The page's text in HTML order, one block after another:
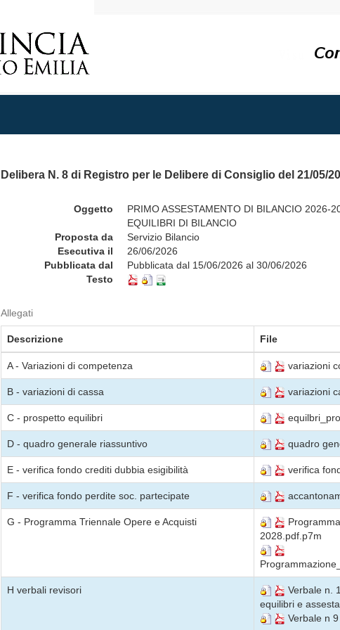
Delibera N. 8 di Registro per le Delibere di Consiglio del 21/05/
Oggetto
PRIMO ASSESTAMENTO DI BILANCIO 2026-
EQUILIBRI DI BILANCIO
Proposta da
Servizio Bilancio
Esecutiva il
26/06/2026
Pubblicata dal
Pubblicata dal 15/06/2026 al 30/06/2026
Testo
Allegati
Descrizione File
A - Variazioni di competenza variazioni
B - variazioni di cassa variazioni
C - prospetto equilibri
D - quadro generale riassuntivo quadro
E - verifica fondo crediti dubbia esigibilità verifica
F - verifica fondo perdite soc. partecipate
G - Programma Triennale Opere e Acquisti
2028.pdf.p7m
H verbali revisori
Verbale n.
equilibri e
Verbale n